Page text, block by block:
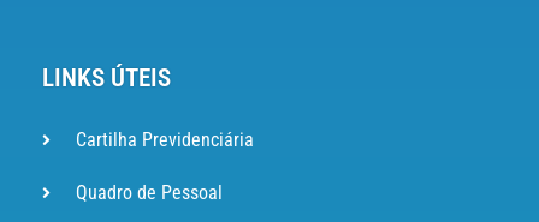
LINKS ÚTEIS
Cartilha Previdenciária
Quadro de Pessoal